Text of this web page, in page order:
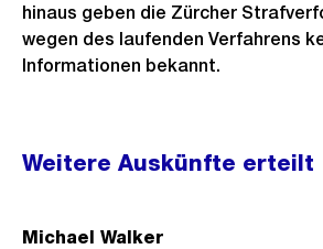
hinaus geben die Zürcher
wegen des laufenden Verfahrens
Informationen bekannt.
Weitere
Informationen
Weitere Auskünfte erteilt
Michael Walker